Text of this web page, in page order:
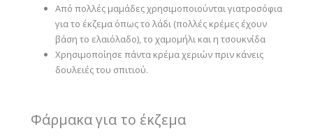
Από πολλές μαμάδες χρησιμοποιούνται γιατροσόφια
για το έκζεμα όπως το λάδι (πολλές κρέμες έχουν
βάση το ελαιόλαδο), το χαμομήλι και η τσουκνίδα
Χρησιμοποίησε πάντα κρέμα χεριών πριν κάνεις
δουλειές του σπιτιού.
Φάρμακα για το έκζεμα